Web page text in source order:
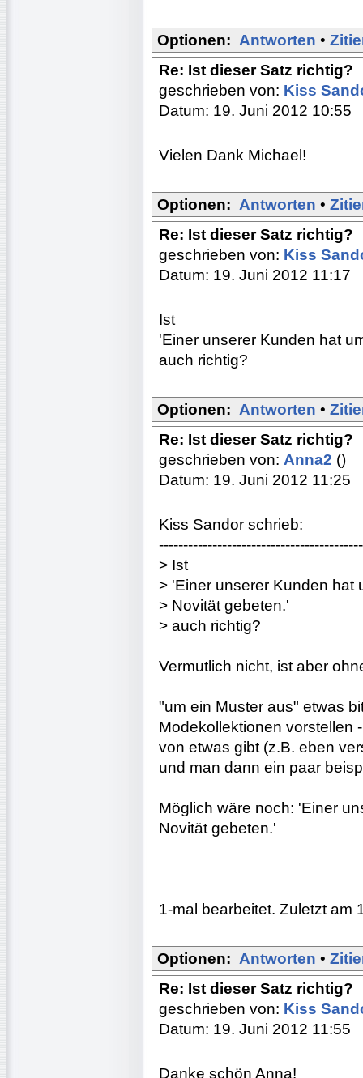
Optionen: Antworten •
Re: Ist dieser Satz richtig?
geschrieben von: Kiss
Datum: 19. Juni 2012 10:55
Vielen Dank Michael!
Optionen: Antworten •
Re: Ist dieser Satz richtig?
geschrieben von: Kiss
Datum: 19. Juni 2012 11:17
Ist
'Einer unserer Kunden hat
auch richtig?
Optionen: Antworten •
Re: Ist dieser Satz richtig?
geschrieben von: Anna2 ()
Datum: 19. Juni 2012 11:25
Kiss Sandor schrieb:
> Ist
> 'Einer unserer Kunden hat
> Novität gebeten.'
> auch richtig?
Vermutlich nicht, ist aber
"um ein Muster aus" etwas
Modekollektionen vorstellen
von etwas gibt (z.B. eben
und man dann ein paar
Möglich wäre noch: 'Einer
Novität gebeten.'
1-mal bearbeitet. Zuletzt am
Optionen: Antworten •
Re: Ist dieser Satz richtig?
geschrieben von: Kiss
Datum: 19. Juni 2012 11:55
Danke schön Anna!